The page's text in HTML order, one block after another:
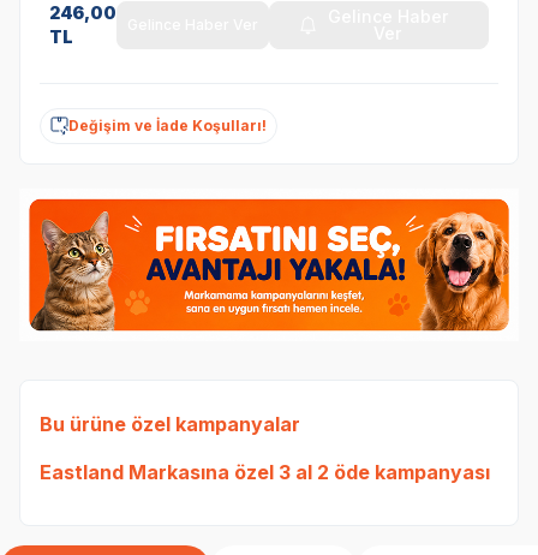
246,00
TL
Değişim ve İade Koşulları!
Bu ürüne özel kampanyalar
Eastland Markasına özel 3 al 2 öde kampanyası